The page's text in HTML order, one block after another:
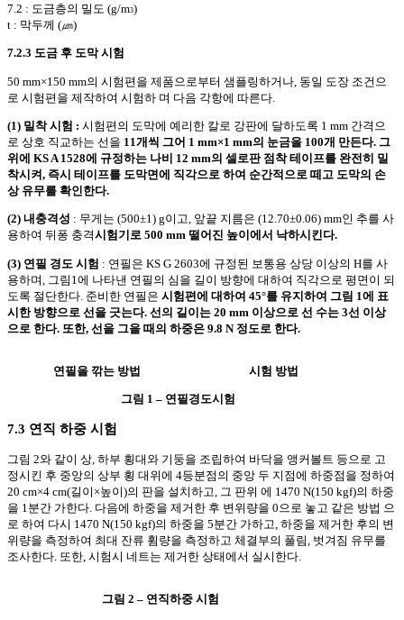
7.2 : 도금층의 밀도 (g/m3)
t : 막두께 (㎛)
7.2.3 도금 후 도막 시험
50 mm×150 mm의 시험편을 제품으로부터 샘플링하거나, 동일 도장 조건으
로 시험편을 제작하여 시험하 며 다음 각항에 따른다.
(1) 밀착 시험 : 시험편의 도막에 예리한 칼로 강판에 달하도록 1 mm 간격으
로 상호 직교하는 선을 11개씩 그어 1 mm×1 mm의 눈금을 100개 만든다. 그
위에 KS A 1528에 규정하는 나비 12 mm의 셀로판 점착 테이프를 완전히 밀
착시켜, 즉시 테이프를 도막면에 직각으로 하여 순간적으로 떼고 도막의 손
상 유무를 확인한다.
(2) 내충격성 : 무게는 (500±1) g이고, 앞끝 지름은 (12.70±0.06) mm인 추를 사
용하여 뒤퐁 충격시험기로 500 mm 떨어진 높이에서 낙하시킨다.
(3) 연필 경도 시험 : 연필은 KS G 2603에 규정된 보통용 상당 이상의 H를 사
용하며, 그림1에 나타낸 연필의 심을 길이 방향에 대하여 직각으로 평면이 되
도록 절단한다. 준비한 연필은 시험편에 대하여 45°를 유지하여 그림 1에 표
시한 방향으로 선을 긋는다. 선의 길이는 20 mm 이상으로 선 수는 3선 이상
으로 한다. 또한, 선을 그을 때의 하중은 9.8 N 정도로 한다.
연필을 깎는 방법 시험 방법
그림 1 – 연필경도시험
7.3 연직 하중 시험
그림 2와 같이 상, 하부 횡대와 기둥을 조립하여 바닥을 앵커볼트 등으로 고
정시킨 후 중앙의 상부 횡 대위에 4등분점의 중앙 두 지점에 하중점을 정하여
20 cm×4 cm(길이×높이)의 판을 설치하고, 그 판위 에 1470 N(150 kgf)의 하중
을 1분간 가한다. 다음에 하중을 제거한 후 변위량을 0으로 놓고 같은 방법 으
로 하여 다시 1470 N(150 kgf)의 하중을 5분간 가하고, 하중을 제거한 후의 변
위량을 측정하여 최대 잔류 휨량을 측정하고 체결부의 풀림, 벗겨짐 유무를
조사한다. 또한, 시험시 네트는 제거한 상태에서 실시한다.
그림 2 – 연직하중 시험